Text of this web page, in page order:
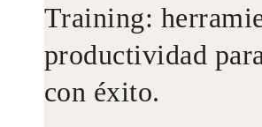
Training:
productividad
con éxito.